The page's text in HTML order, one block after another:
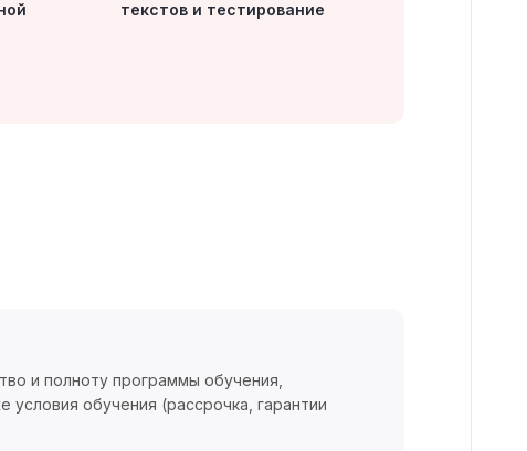
текстов и тестирование
и полноту программы обучения,
обучения (рассрочка, гарантии